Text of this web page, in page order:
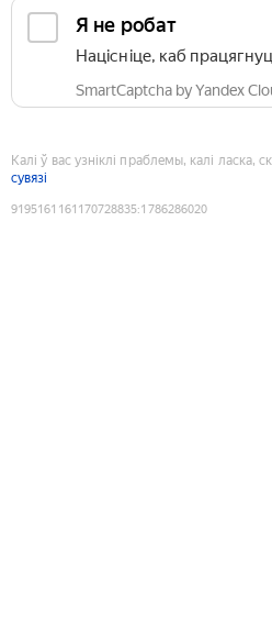
Я не робат
Націсніце, каб
SmartCaptcha by Yandex
Калі ў вас узніклі праблемы, калі ласка,
сувязі
9195161161170728835:1786286020